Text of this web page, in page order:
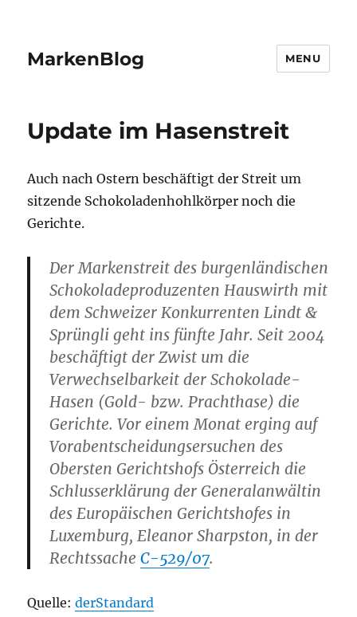
MarkenBlog MENU
Update im Hasenstreit
Auch nach Ostern beschäftigt der Streit um
sitzende Schokoladenhohlkörper noch die
Gerichte.
Der Markenstreit des burgenländischen
Schokoladeproduzenten Hauswirth mit
dem Schweizer Konkurrenten Lindt &
Sprüngli geht ins fünfte Jahr. Seit 2004
beschäftigt der Zwist um die
Verwechselbarkeit der Schokolade-
Hasen (Gold- bzw. Prachthase) die
Gerichte. Vor einem Monat erging auf
Vorabentscheidungsersuchen des
Obersten Gerichtshofs Österreich die
Schlusserklärung der Generalanwältin
des Europäischen Gerichtshofes in
Luxemburg, Eleanor Sharpston, in der
RechtssacheC-529/07.
Quelle:derStandard